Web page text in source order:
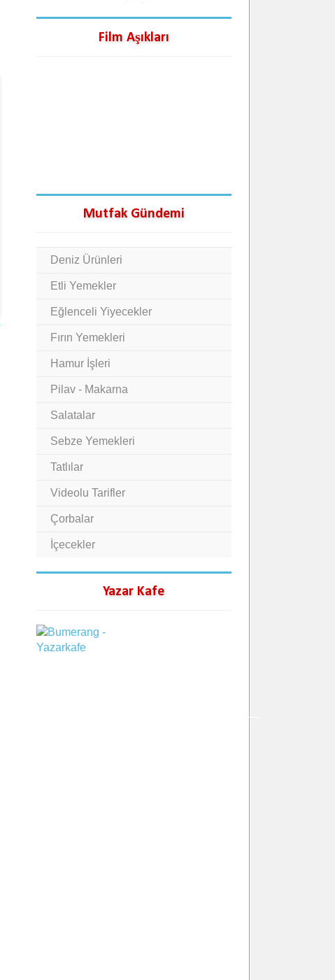
Film Aşıkları
Mutfak Gündemi
Deniz Ürünleri
Etli Yemekler
Eğlenceli Yiyecekler
Fırın Yemekleri
Hamur İşleri
Pilav - Makarna
Salatalar
Sebze Yemekleri
Tatlılar
Videolu Tarifler
Çorbalar
İçecekler
Yazar Kafe